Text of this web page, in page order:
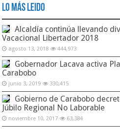
Lo Más Leido
Alcaldía continúa llevando
Vacacional Libertador 2018
agosto 13, 2018 444,973
Gobernador Lacava activa
Carabobo
junio 3, 2019 330,415
Gobierno de Carabobo
Júbilo Regional No Laborable
noviembre 10, 2017 63,384